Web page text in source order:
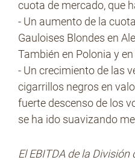
cuota de mercado, que
- Un aumento de la
Gauloises Blondes en
También en Polonia y
- Un crecimiento de las
cigarrillos negros en
fuerte descenso de los
se ha ido suavizando
El EBITDA de la